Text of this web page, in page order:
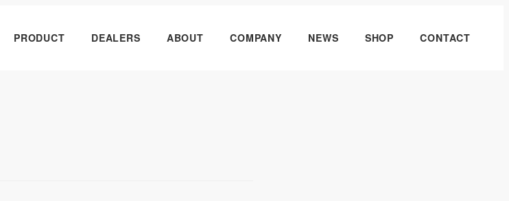
PRODUCT DEALERS ABOUT COMPANY NEWS SHOP CONTACT